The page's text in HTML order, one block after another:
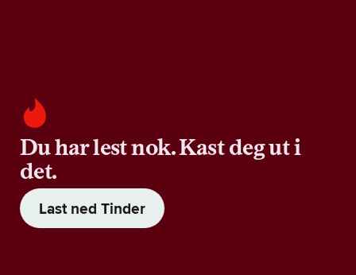
Du har lest nok. Kast deg ut i
det.
Last ned Tinder